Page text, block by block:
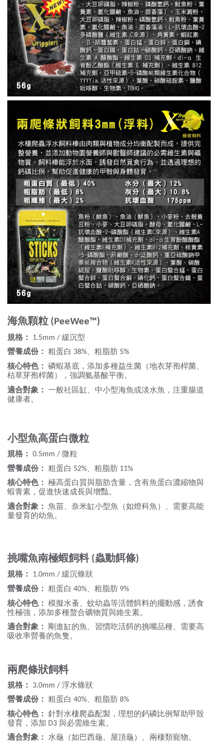
海魚顆粒 (PeeWee™)
規格： 1.5mm / 緩沉型
營養成份： 粗蛋白 38% 、粗脂肪 5%
核心特色： 磷蝦基底，添加多種益生菌（地衣芽孢桿菌、
枯草芽孢桿菌），強調氨基酸平衡。
適合對象： 一般社區缸、中小型海魚或淡水魚，注重腸道
健康者。
小型魚高蛋白微粒
規格： 0.5mm / 微粒
營養成份： 粗蛋白 52% 、粗脂肪 11%
核心特色： 極高蛋白質與脂肪含量，含有魚蛋白濃縮物與
蝦青素，促進快速成長與增豔。
適合對象： 魚苗、奈米缸小型魚（如燈科魚）、需要高能
量發育的幼魚。
挑嘴魚南極蝦飼料(蟲動餌條)
規格： 1.0mm / 緩沉條狀
營養成份： 粗蛋白 40% 、粗脂肪 9%
核心特色： 模擬水蚤、蚊幼蟲等活體餌料的擺動感，誘食
性極強，添加多種螯合礦物質與維生素。
適合對象：
剛進缸的魚、習慣吃活餌的挑嘴品種、需要高
吸收率營養的魚隻。
兩爬條狀飼料
規格： 3.0mm / 浮水條狀
營養成份： 粗蛋白 40% 、粗脂肪 8%
核心特色： 針對水棲爬蟲配製，理想的鈣磷比例幫助甲殼
發育，添加 D3 與必需維生素。
適合對象： 水龜（如巴西龜、屋頂龜）、兩棲類寵物。